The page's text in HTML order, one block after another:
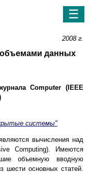
☰
2008 г.
данных
Computer (IEEE
системы"
вычисления над
Computing). Имеются
объемную вводную
шести основных статей.